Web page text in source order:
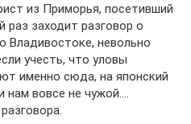
из Приморья, посетивший
раз заходит разговор о
Владивостоке, невольно
учесть, что уловы
именно сюда, на японский
вовсе не чужой….